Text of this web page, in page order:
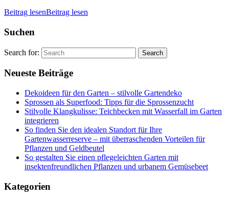
Beitrag lesenBeitrag lesen
Suchen
Search for:
Neueste Beiträge
Dekoideen für den Garten – stilvolle Gartendeko
Sprossen als Superfood: Tipps für die Sprossenzucht
Stilvolle Klangkulisse: Teichbecken mit Wasserfall im Garten
integrieren
So finden Sie den idealen Standort für Ihre
Gartenwasserreserve – mit überraschenden Vorteilen für
Pflanzen und Geldbeutel
So gestalten Sie einen pflegeleichten Garten mit
insektenfreundlichen Pflanzen und urbanem Gemüsebeet
Kategorien